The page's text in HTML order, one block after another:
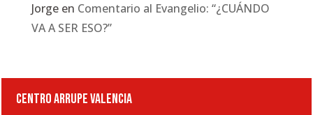
Jorgeen Comentario al Evangelio: “¿CUÁNDO
VA A SER ESO?”
CENTRO ARRUPE VALENCIA